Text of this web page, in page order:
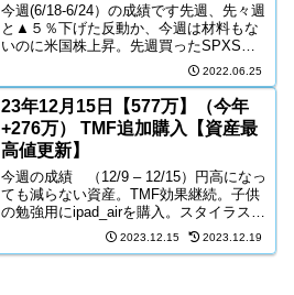
今週(6/18-6/24）の成績です先週、先々週
と▲５％下げた反動か、今週は材料もな
いのに米国株上昇。先週買ったSPXSが
悔やまれる。そろそろ米国中間選挙（11
月）に向けて、インフレ抑制され、その
あと財政出動で株価が上がるという報道
が欲しい...
2022.06.25
23年12月15日【577万】（今年
+276万） TMF追加購入【資産最
高値更新】
今週の成績 （12/9 – 12/15）円高になっ
ても減らない資産。TMF効果継続。子供
の勉強用にipad_airを購入。スタイラスペ
ンつけて合計１３万円。子供の勉強の励
みになれば、とても安いと感じる。しか
2023.12.15 2023.12.19